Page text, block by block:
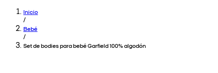
Inicio
/
Bebé
/
Set de bodies para bebé Garfield 100% algodón